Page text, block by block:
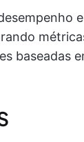
baseadas